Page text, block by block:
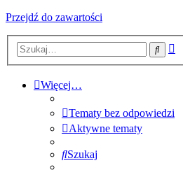
Przejdź do zawartości
Szukaj
Więcej…
Tematy bez odpowiedzi
Aktywne tematy
Szukaj